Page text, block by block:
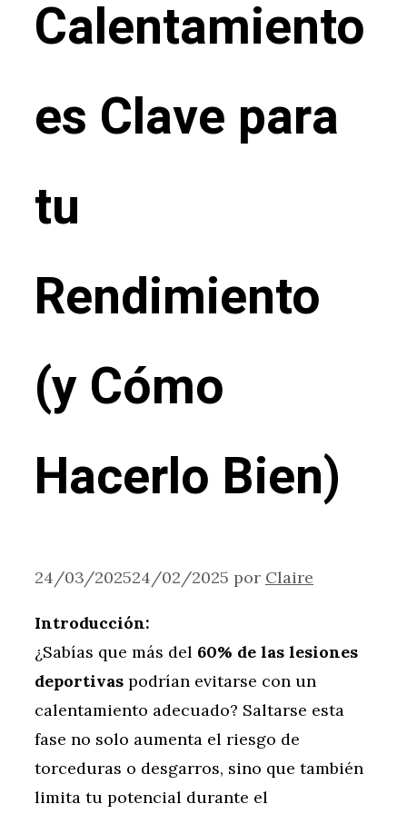
Calentamiento
es Clave para
tu
Rendimiento
(y Cómo
Hacerlo Bien)
24/03/202524/02/2025 por Claire
Introducción:
¿Sabías que más del 60% de las lesiones
deportivas podrían evitarse con un
calentamiento adecuado? Saltarse esta
fase no solo aumenta el riesgo de
torceduras o desgarros, sino que también
limita tu potencial durante el